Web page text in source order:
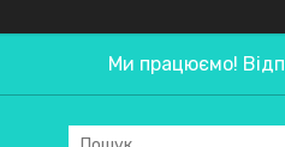
Ми працюємо!